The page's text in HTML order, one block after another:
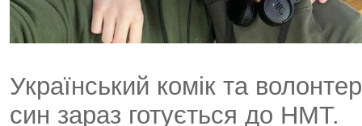
Український комік та
син зараз готується до НМТ.